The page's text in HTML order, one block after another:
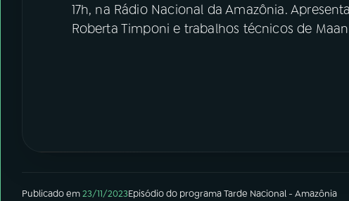
17h, na Rádio Nacional da Amazônia.
Roberta Timponi e trabalhos técnicos de
Publicado em23/11/2023Episódiodo programaTarde Nacional - Amazônia